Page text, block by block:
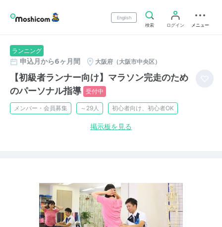
English
検索
ログイン メニュー
ランニング
申込月から6ヶ月間 大阪府（大阪市中央区）
【初級者ランナー向け】マラソン完走のため
のパーソナル指導 受付中
メンバー・会員募集 ～29人 初心者向け、初心者OK
掲示板を見る